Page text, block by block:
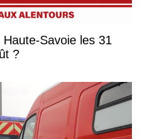
Savoie les 31
juillet, 1er août et 2 août ?